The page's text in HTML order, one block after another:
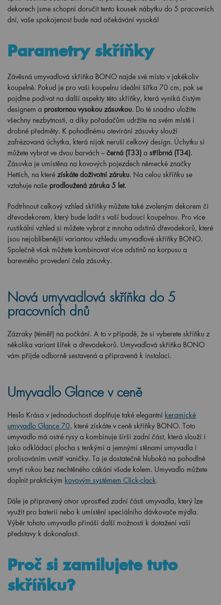
dekorech jsme schopni doručit tento kousek nábytku do 5 pracovních
dní, vaše spokojenost bude nad očekávání vysoká!
Parametry skříňky
Závěsná umyvadlová skříňka BONO najde své místo v jakékoliv
koupelně. Pokud je pro vaši koupelnu ideální šířka 70 cm, pak se
pojďme podívat na další aspekty této skříňky, která vyniká čistým
designem a prostornou vysokou zásuvkou. Do té snadno uložíte
všechny nezbytnosti, a díky pořadačům udržíte na svém místě i
drobné předměty. K pohodlnému otevírání zásuvky slouží
zafrézovaná úchytka, která nijak neruší celkový design. Úchytku si
můžete vybrat ve dvou barvách – černá (T33) a stříbrná (T34).
Zásuvka je umístěna na kovových pojezdech německé značky
Hettich, na které získáte doživotní záruku. Na celou skříňku se
vztahuje naše prodloužená záruka 5 let.
Podtrhnout celkový vzhled skříňky můžete také zvoleným dekorem či
dřevodekorem, který bude ladit s vaší budoucí koupelnou. Pro více
rustikální vzhled si můžete vybrat z mnoha odstínů dřevodekorů, které
jsou nejoblíbenější variantou vzhledu umyvadlové skříňky BONO.
Společně však můžete kombinovat více odstínů na korpusu a
barevného provedení čela zásuvky.
Nová umyvadlová skříňka do 5
pracovních dnů
Zázraky (téměř) na počkání. A to v případě, že si vyberete skříňku z
několika variant šířek a dřevodekorů. Umyvadlová skříňka BONO
vám přijde odborně sestavená a připravená k instalaci.
Umyvadlo Glance v ceně
Heslo Krása v jednoduchosti doplňuje také elegantní keramické
umyvadlo Glance 70, které získáte v ceně skříňky BONO. Toto
umyvadlo má ostré rysy a kombinuje širší zadní část, která slouží i
jako odkládací plocha s tenkými a jemnými stěnami umyvadla i
prolisováním uvnitř vaničky. Ta je dostatečně hluboká na pohodlné
umytí rukou bez nechtěného cákání všude kolem. Umyvadlo můžete
doplnit praktickým kovovým systémem Click-clack.
Dále je připravený otvor uprostřed zadní části umyvadla, který lze
využít pro baterii nebo k umístění speciálního dávkovače mýdla.
Výběr tohoto umyvadla přináší další možnosti k dotažení vaší
představy k dokonalosti.
Proč si zamilujete tuto
skříňku?